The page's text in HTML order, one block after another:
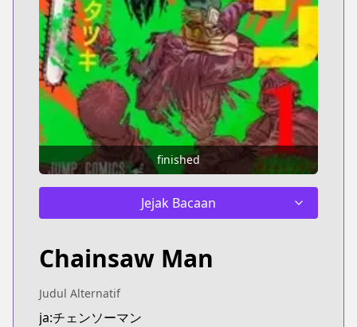
finished
Jejak Bacaan
Chainsaw Man
Judul Alternatif
ja:チェンソーマン